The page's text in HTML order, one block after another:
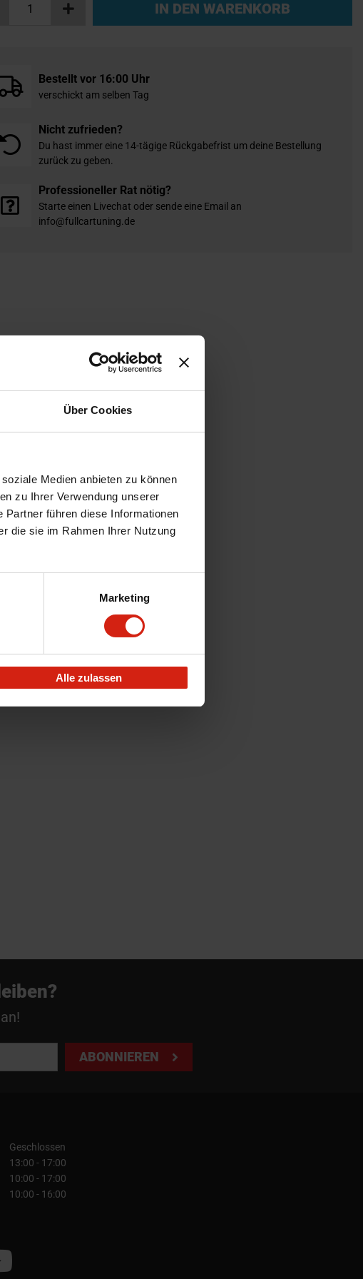
Über Cookies
Medien anbieten zu können
zu Ihrer Verwendung unserer
führen diese Informationen
die sie im Rahmen Ihrer Nutzung
Marketing
Alle zulassen
IN DEN WARENKORB
Bestellt vor 16:00 Uhr
verschickt am selben Tag
Nicht zufrieden?
Du hast immer eine 14-tägige Rückgabefrist um deine Bestellung
zurück zu geben.
Professioneller Rat nötig?
Starte einen Livechat oder sende eine Email an
info@fullcartuning.de
ABONNIEREN
Geschlossen
13:00 - 17:00
10:00 - 17:00
10:00 - 16:00